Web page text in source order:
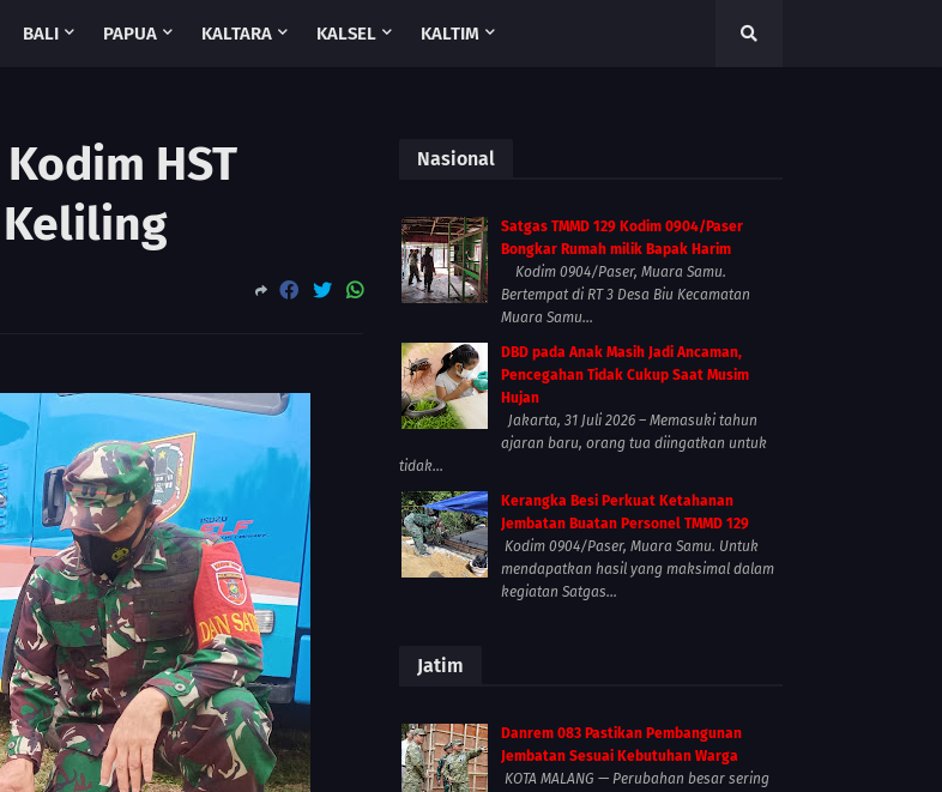
BALI PAPUA KALTARA KALSEL KALTIM
HST
Nasional
Satgas TMMD 129 Kodim 0904/Paser
Bongkar Rumah milik Bapak Harim
Kodim 0904/Paser, Muara Samu.
Bertempat di RT 3 Desa Biu Kecamatan
Muara Samu...
DBD pada Anak Masih Jadi Ancaman,
Pencegahan Tidak Cukup Saat Musim
Hujan
Jakarta, 31 Juli 2026 – Memasuki tahun
ajaran baru, orang tua diingatkan untuk
tidak...
Kerangka Besi Perkuat Ketahanan
Jembatan Buatan Personel TMMD 129
Kodim 0904/Paser, Muara Samu. Untuk
mendapatkan hasil yang maksimal dalam
kegiatan Satgas...
Jatim
Danrem 083 Pastikan Pembangunan
Jembatan Sesuai Kebutuhan Warga
KOTA MALANG — Perubahan besar sering